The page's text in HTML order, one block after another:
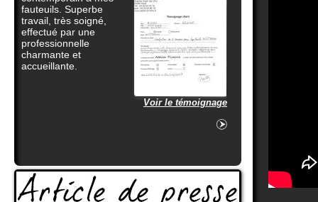
fauteuils. Superbe
travail, très soigné,
effectué par une
professionnelle
charmante et
accueillante.
Voir le témoignage